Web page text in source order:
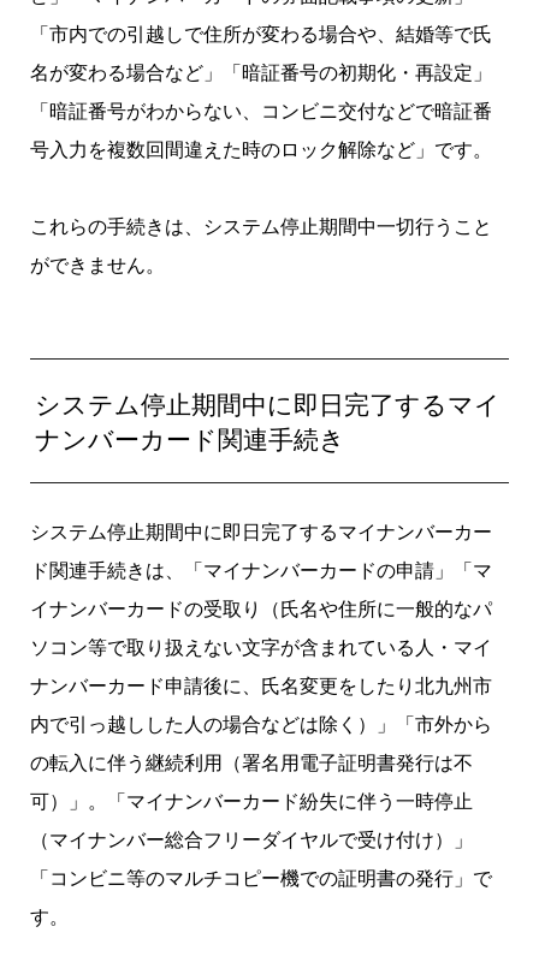
「市内での引越しで住所が変わる場合や、結婚等で氏
名が変わる場合など」「暗証番号の初期化・再設定」
「暗証番号がわからない、コンビニ交付などで暗証番
号入力を複数回間違えた時のロック解除など」です。
これらの手続きは、システム停止期間中一切行うこと
ができません。
システム停止期間中に即日完了するマイ
ナンバーカード関連手続き
システム停止期間中に即日完了するマイナンバーカー
ド関連手続きは、「マイナンバーカードの申請」「マ
イナンバーカードの受取り（氏名や住所に一般的なパ
ソコン等で取り扱えない文字が含まれている人・マイ
ナンバーカード申請後に、氏名変更をしたり北九州市
内で引っ越しした人の場合などは除く）」「市外から
の転入に伴う継続利用（署名用電子証明書発行は不
可）」。「マイナンバーカード紛失に伴う一時停止
（マイナンバー総合フリーダイヤルで受け付け）」
「コンビニ等のマルチコピー機での証明書の発行」で
す。